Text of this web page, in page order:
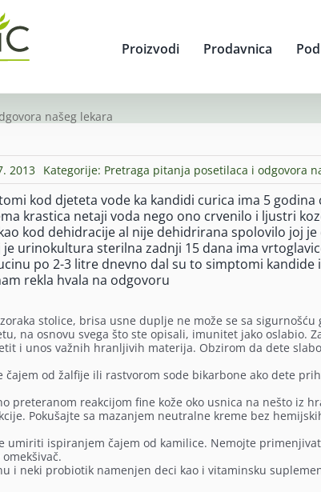
Proizvodi Prodavnica
našeg lekara
2013 Kategorije: Pretraga pitanja posetilaca i odgovora
kod djeteta vode ka kandidi curica ima 5 godina
krastica netaji voda nego ono crvenilo i ljustri
kod dehidracije al nije dehidrirana spolovilo joj
je urinokultura sterilna zadnji 15 dana ima
po 2-3 litre dnevno dal su to simptomi kandide
rekla hvala na odgovoru
stolice, brisa usne duplje ne može se sa
na osnovu svega što ste opisali, imunitet jako oslabio.
i unos važnih hranljivih materija. Obzirom da dete
od žalfije ili rastvorom sode bikarbone ako dete
preteranom reakcijom fine kože oko usnica na nešto iz
Pokušajte sa mazanjem neutralne kreme bez
umiriti ispiranjem čajem od kamilice. Nemojte
i neki probiotik namenjen deci kao i vitaminsku